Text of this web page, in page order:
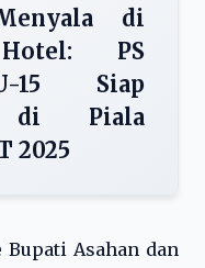
di
PS
15 Siap
di Piala
2025
Asahan dan